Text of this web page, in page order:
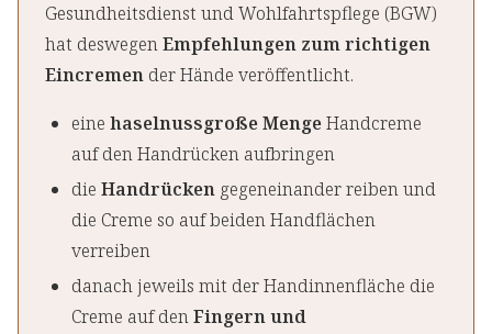
Gesundheitsdienst und Wohlfahrtspflege (BGW)
hat deswegenEmpfehlungen zum richtigen
Eincremen der Hände veröffentlicht.
eine haselnussgroße MengeHandcreme
auf den Handrücken aufbringen
die Handrücken gegeneinander reiben und
die Creme so auf beiden Handflächen
verreiben
danach jeweils mit der Handinnenfläche die
Creme auf denFingern und